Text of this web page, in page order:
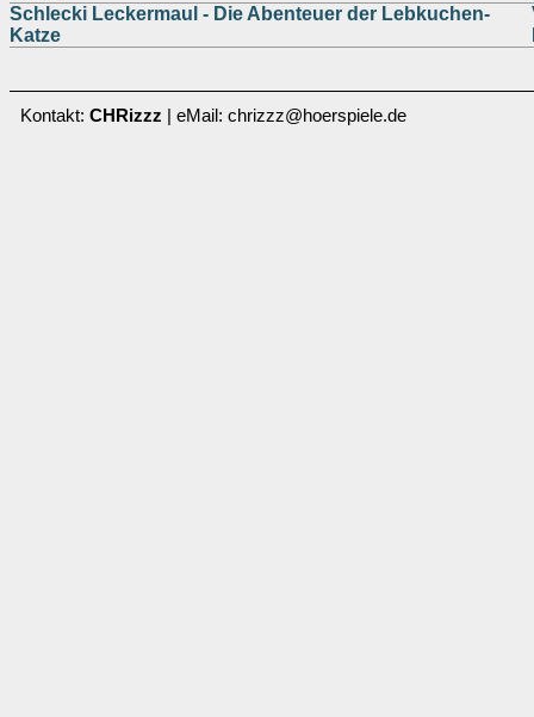
Schlecki Leckermaul - Die Abenteuer der Lebkuchen-
Katze
Kontakt: CHRizzz | eMail: chrizzz@hoerspiele.de